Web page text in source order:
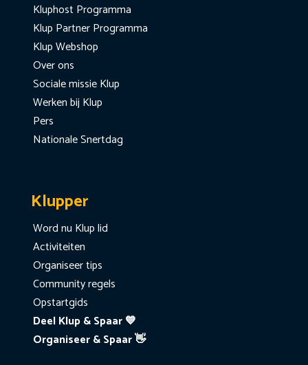
Kluphost Programma
Klup Partner Programma
Klup Webshop
Over ons
Sociale missie Klup
Werken bij Klup
Pers
Nationale Snertdag
Klupper
Word nu Klup lid
Activiteiten
Organiseer tips
Community regels
Opstartgids
Deel Klup & Spaar 💙
Organiseer & Spaar 👋